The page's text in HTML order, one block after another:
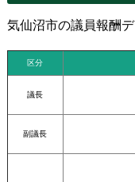
気仙沼市の議員報酬
区分
議長
副議長